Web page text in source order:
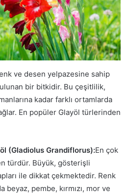
ve desen yelpazesine sahip
bir bitkidir. Bu çeşitlilik,
kadar farklı ortamlarda
En popüler Glayöl türlerinden
(Gladiolus Grandiflorus):En çok
türdür. Büyük, gösterişli
ile dikkat çekmektedir. Renk
beyaz, pembe, kırmızı, mor ve